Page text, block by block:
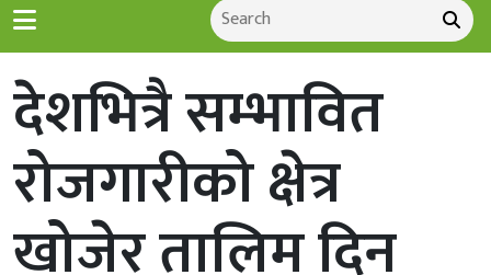
देशभित्रै सम्भावित
रोजगारीको क्षेत्र
खोजेर तालिम दिन